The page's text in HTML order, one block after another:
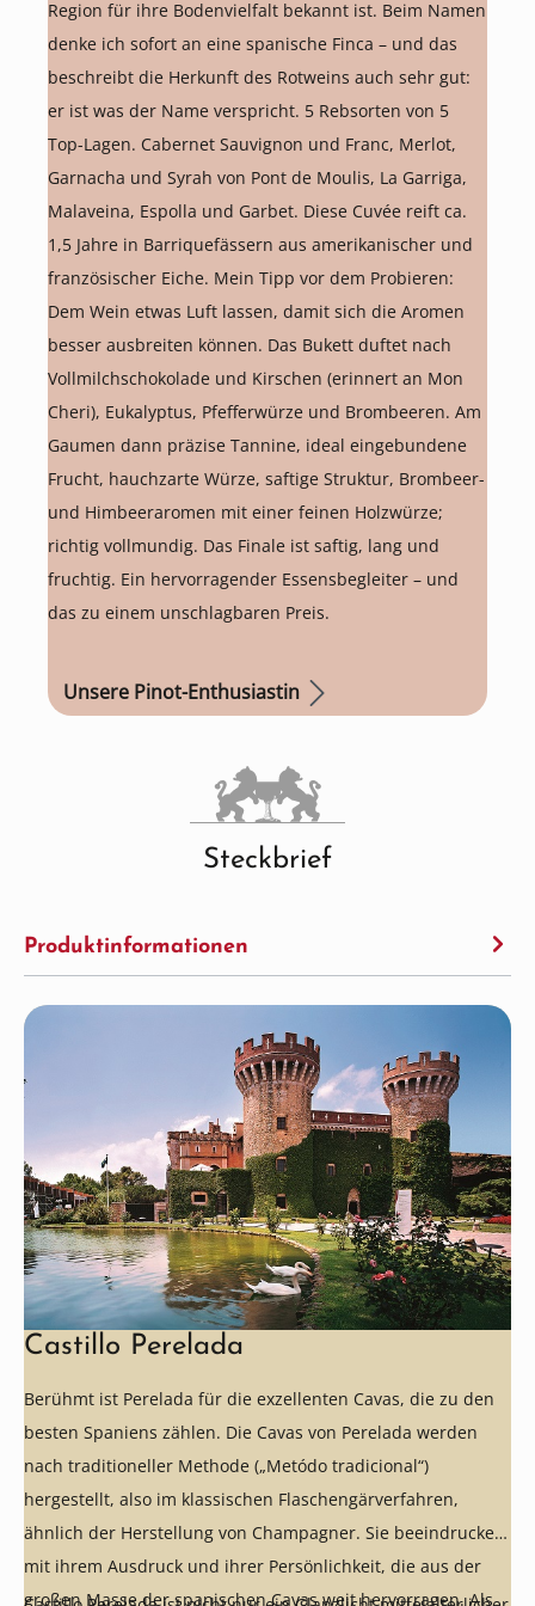
Region für ihre Bodenvielfalt bekannt ist. Beim Namen
denke ich sofort an eine spanische Finca – und das
beschreibt die Herkunft des Rotweins auch sehr gut:
er ist was der Name verspricht. 5 Rebsorten von 5
Top-Lagen. Cabernet Sauvignon und Franc, Merlot,
Garnacha und Syrah von Pont de Moulis, La Garriga,
Malaveina, Espolla und Garbet. Diese Cuvée reift ca.
1,5 Jahre in Barriquefässern aus amerikanischer und
französischer Eiche. Mein Tipp vor dem Probieren:
Dem Wein etwas Luft lassen, damit sich die Aromen
besser ausbreiten können. Das Bukett duftet nach
Vollmilchschokolade und Kirschen (erinnert an Mon
Cheri), Eukalyptus, Pfefferwürze und Brombeeren. Am
Gaumen dann präzise Tannine, ideal eingebundene
Frucht, hauchzarte Würze, saftige Struktur, Brombeer-
und Himbeeraromen mit einer feinen Holzwürze;
richtig vollmundig. Das Finale ist saftig, lang und
fruchtig. Ein hervorragender Essensbegleiter – und
das zu einem unschlagbaren Preis.
Unsere Pinot-Enthusiastin
Steckbrief
Produktinformationen
Castillo Perelada
Berühmt ist Perelada für die exzellenten Cavas, die zu den
besten Spaniens zählen. Die Cavas von Perelada werden
nach traditioneller Methode („Metódo tradicional“)
hergestellt, also im klassischen Flaschengärverfahren,
ähnlich der Herstellung von Champagner. Sie beeindrucken
mit ihrem Ausdruck und ihrer Persönlichkeit, die aus der
großen Masse der spanischen Cavas weit hervorragen. Als